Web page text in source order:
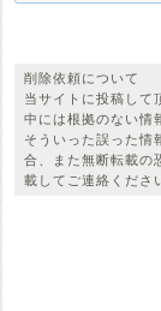
削除依頼について
当サイトに投稿して
中には根拠のない情
そういった誤った情
合、また無断転載の
載してご連絡くださ